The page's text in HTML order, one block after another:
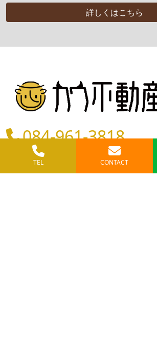
詳しくはこちら
084-961-3818
〒721-0926
広島県福山市大門町三丁目24番32号
TEL CONTACT